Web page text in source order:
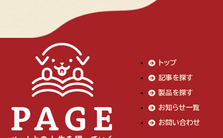
トップ
記事を探す
製品を探す
お知らせ一覧
お問い合わせ